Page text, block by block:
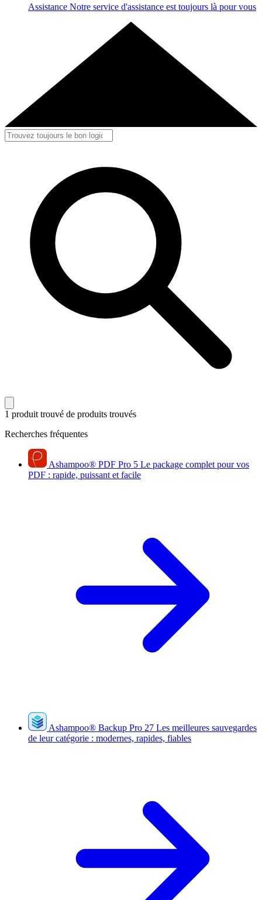
Assistance Notre service d'assistance est toujours là pour vous
1 produit trouvé de produits trouvés
Recherches fréquentes
Ashampoo® PDF Pro 5 Le package complet pour vos
PDF : rapide, puissant et facile
Ashampoo® Backup Pro 27 Les meilleures sauvegardes
de leur catégorie : modernes, rapides, fiables